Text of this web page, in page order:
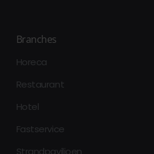
Branches
Horeca
Restaurant
Hotel
Fastservice
Strandpaviljoen